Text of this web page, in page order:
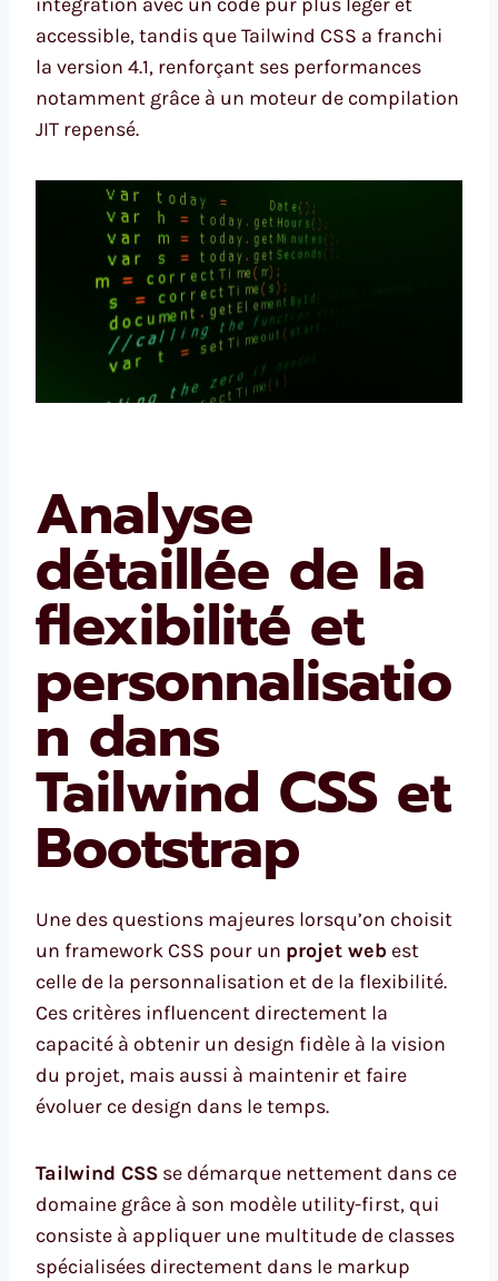
accessible, tandis que Tailwind CSS a franchi
la version 4.1, renforçant ses performances
notamment grâce à un moteur de compilation
JIT repensé.
Analyse
détaillée de la
flexibilité et
personnalisatio
n dans
Tailwind CSS et
Bootstrap
Une des questions majeures lorsqu’on choisit
un framework CSS pour un projet web est
celle de la personnalisation et de la flexibilité.
Ces critères influencent directement la
capacité à obtenir un design fidèle à la vision
du projet, mais aussi à maintenir et faire
évoluer ce design dans le temps.
Tailwind CSS se démarque nettement dans ce
domaine grâce à son modèle utility-first, qui
consiste à appliquer une multitude de classes
spécialisées directement dans le markup